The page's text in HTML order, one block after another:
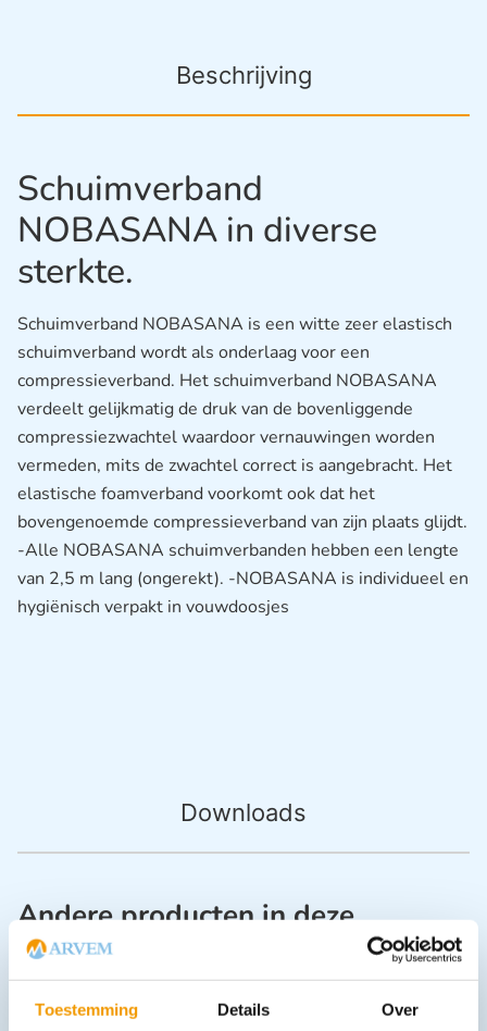
Toestemming Details Over
Beschrijving
Downloads
Schuimverband
NOBASANA in diverse
sterkte.
Schuimverband NOBASANA is een witte zeer elastisch
schuimverband wordt als onderlaag voor een
compressieverband. Het schuimverband NOBASANA
verdeelt gelijkmatig de druk van de bovenliggende
compressiezwachtel waardoor vernauwingen worden
vermeden, mits de zwachtel correct is aangebracht. Het
elastische foamverband voorkomt ook dat het
bovengenoemde compressieverband van zijn plaats glijdt.
-Alle NOBASANA schuimverbanden hebben een lengte
van 2,5 m lang (ongerekt). -NOBASANA is individueel en
hygiënisch verpakt in vouwdoosjes
Andere producten in deze
categorie: